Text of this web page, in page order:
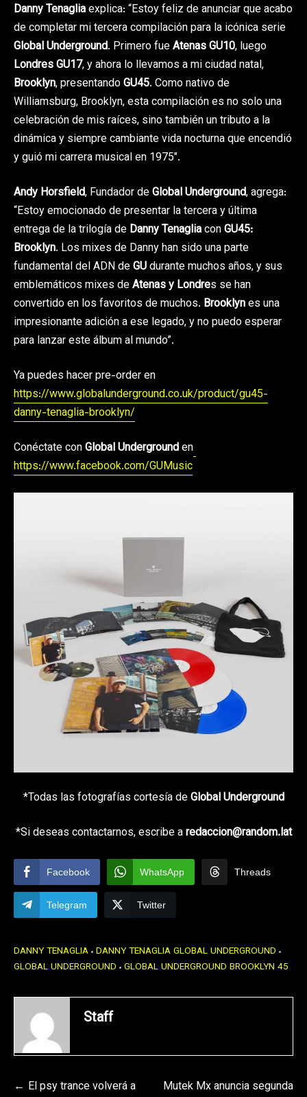
Danny Tenagliaexplica: “Estoy feliz de anunciar que acabo
de completar mi tercera compilación para la icónica serie
Global Underground. Primero fueAtenas GU10, luego
Londres GU17, y ahora lo llevamos a mi ciudad natal,
Brooklyn, presentandoGU45. Como nativo de
Williamsburg, Brooklyn, esta compilación es no solo una
celebración de mis raíces, sino también un tributo a la
dinámica y siempre cambiante vida nocturna que encendió
y guió mi carrera musical en 1975″.
Andy Horsfield, Fundador deGlobal Underground, agrega:
“Estoy emocionado de presentar la tercera y última
entrega de la trilogía de Danny TenagliaconGU45:
Brooklyn. Los mixes de Danny han sido una parte
fundamental del ADN deGUdurante muchos años, y sus
emblemáticos mixes deAtenas y Londres se han
convertido en los favoritos de muchos. Brooklynes una
impresionante adición a ese legado, y no puedo esperar
para lanzar este álbum al mundo”.
Ya puedes hacer pre-order en
https://www.globalunderground.co.uk/product/gu45-
danny-tenaglia-brooklyn/
Conéctate conGlobal Undergrounden
https://www.facebook.com/GUMusic
*Todas las fotografías cortesía deGlobal Underground
*Si deseas contactarnos, escribe aredaccion@random.lat
Facebook WhatsApp Threads
Telegram Twitter
DANNY TENAGLIA DANNY TENAGLIA GLOBAL UNDERGROUND
GLOBAL UNDERGROUND GLOBAL UNDERGROUND BROOKLYN 45
Staff
Navegación
El psy trance volverá a
Mutek Mx anuncia segunda